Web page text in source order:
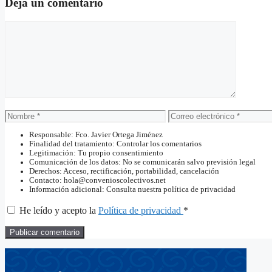
Deja un comentario
Nombre
Correo
electrónico
Responsable: Fco. Javier Ortega Jiménez
Finalidad del tratamiento: Controlar los comentarios
Legitimación: Tu propio consentimiento
Comunicación de los datos: No se comunicarán salvo previsión legal
Derechos: Acceso, rectificación, portabilidad, cancelación
Contacto: hola@convenioscolectivos.net
Información adicional: Consulta nuestra política de privacidad
He leído y acepto la Política de privacidad *